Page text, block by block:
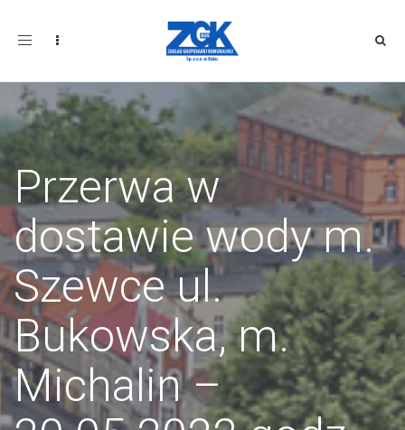
Toggle
Przerwa w
dostawie wody m.
Szewce ul.
Bukowska, m.
Michalin –